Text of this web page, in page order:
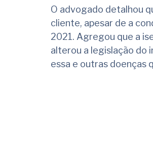
O advogado detalhou
cliente, apesar de a
2021. Agregou que a
alterou a legislação do
essa e outras doenças